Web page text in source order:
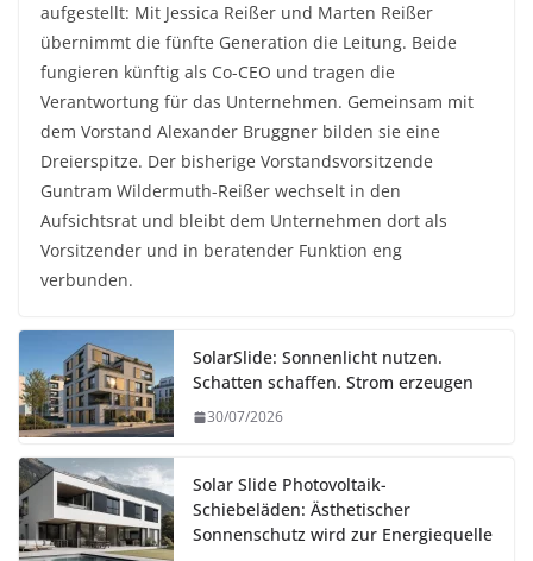
aufgestellt: Mit Jessica Reißer und Marten Reißer
übernimmt die fünfte Generation die Leitung. Beide
fungieren künftig als Co-CEO und tragen die
Verantwortung für das Unternehmen. Gemeinsam mit
dem Vorstand Alexander Bruggner bilden sie eine
Dreierspitze. Der bisherige Vorstandsvorsitzende
Guntram Wildermuth-Reißer wechselt in den
Aufsichtsrat und bleibt dem Unternehmen dort als
Vorsitzender und in beratender Funktion eng
verbunden.
SolarSlide: Sonnenlicht nutzen.
Schatten schaffen. Strom erzeugen
30/07/2026
Solar Slide Photovoltaik-
Schiebeläden: Ästhetischer
Sonnenschutz wird zur Energiequelle